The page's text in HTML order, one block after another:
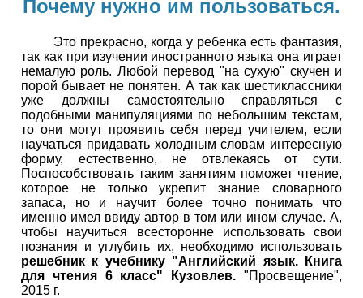
Почему нужно им пользоваться.
Это прекрасно, когда у ребенка есть фантазия,
так как при изучении иностранного языка она играет
немалую роль. Любой перевод "на сухую" скучен и
порой бывает не понятен. А так как шестиклассники
уже должны самостоятельно справляться с
подобными манипуляциями по небольшим текстам,
то они могут проявить себя перед учителем, если
научаться придавать холодным словам интересную
форму, естественно, не отвлекаясь от сути.
Поспособствовать таким занятиям поможет чтение,
которое не только укрепит знание словарного
запаса, но и научит более точно понимать что
именно имел ввиду автор в том или ином случае. А,
чтобы научиться всесторонне использовать свои
познания и углубить их, необходимо использовать
решебник к учебнику "Английский язык. Книга
для чтения 6 класс" Кузовлев. "Просвещение",
2015 г.